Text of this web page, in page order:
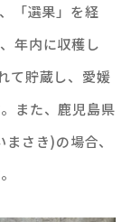
「選果」を経
年内に収穫し
て貯蔵し、愛媛
また、鹿児島県
さき)の場合、